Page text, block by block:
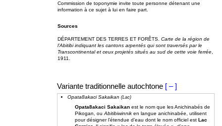
Commission de toponymie invite toute personne détenant une
information à ce sujet à lui en faire part.
Sources
DÉPARTEMENT DES TERRES ET FORÊTS. Carte de la région de
l’Abitibi indiquant les cantons arpentés qui sont traversés par le
Transcontinental et ceux projetés situés au sud de cette voie ferrée
1911.
Variante traditionnelle autochtone [ – ]
Opata8akaci Sakaikan (Lac)
Opata8akaci Sakaikan est le nom que les Anichinabés de
Pikogan, ou Abitibiwinnik en langue anichinabée, utilisent
pour désigner l’étendue d’eau dont le nom officiel est Lac